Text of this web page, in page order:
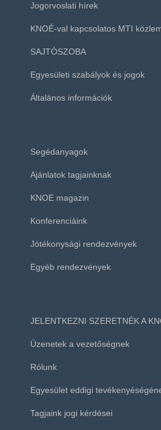
Jogorvoslati hírek
KNOÉ-val kapcsolatos MTI
SAJTÓSZOBA
Egyesületi szabályok és jogok
Általános információk
Segédanyagok
Ajánlatok tagjainknak
KNOE magazin
Konferenciáink
Jótékonysági rendezvények
Egyéb rendezvények
JELENTKEZNI SZERETNÉK A
Üzenetek a vezetőségnek
Rólunk
Egyesület eddigi
Tagjaink jogi kérdései